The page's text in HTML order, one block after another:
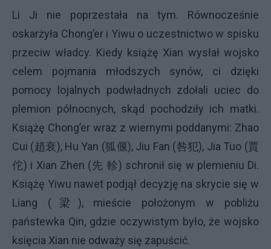
Li Ji nie poprzestała na tym. Równocześnie
oskarżyła Chong’er i Yiwu o uczestnictwo w spisku
przeciw władcy. Kiedy książę Xian wysłał wojsko
celem pojmania młodszych synów, ci dzięki
pomocy lojalnych podwładnych zdołali uciec do
plemion północnych, skąd pochodziły ich matki.
Książę Chong’er wraz z wiernymi poddanymi: Zhao
Cui (趙衰), Hu Yan (狐偃), Jiu Fan (咎犯), Jia Tuo (賈
佗) i Xian Zhen (先 軫) schronił się w plemieniu Di.
Książę Yiwu nawet podjął decyzję na skrycie się w
Liang ( 梁 ), mieście położonym w pobliżu
państewka Qin, gdzie oczywistym było, że wojsko
księcia Xian nie odważy się zapuścić.